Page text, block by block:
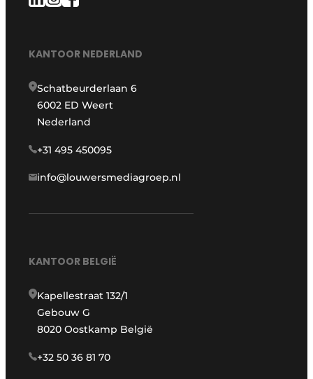
KANTOOR NEDERLAND
Schatbeurderlaan 6
6002 ED Weert
Nederland
+31 495 450095
info@louwersmediagroep.nl
KANTOOR BELGIË
Kapellestraat 132/1
Gebouw G
8020 Oostkamp België
+32 50 36 81 70